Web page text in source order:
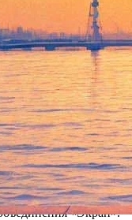
игрового и
популярных
Незнайки и
города». Об этом 20
России.
искусств, он
и Одесской
и
«Экран».